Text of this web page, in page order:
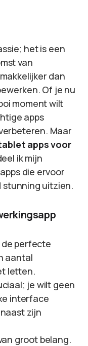
het is een
van
dan
Of je nu
moment wilt
apps
Maar
apps voor
ik mijn
die ervoor
stunning uitzien.
de perfecte
aantal
letten.
je wilt geen
interface
zijn
groot belang.